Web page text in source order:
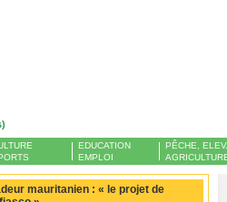
EDUCATION
EMPLOI
PÊCHE,
mauritanien : « le projet de